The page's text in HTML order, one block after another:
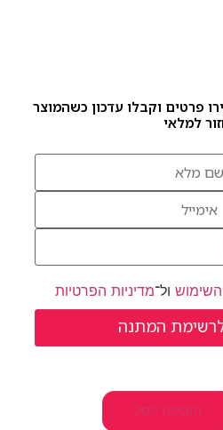
פרטים וקבלו עדכון כשהמוצר
למלאי
ול־מדיניות הפרטיות
הוספה לסל